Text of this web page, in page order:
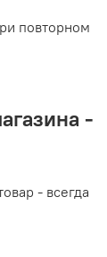
повторном
-
- всегда